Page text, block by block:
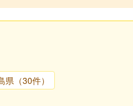
県（30件）